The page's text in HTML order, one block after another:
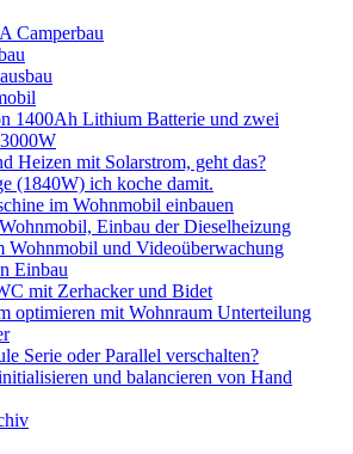
Camperbau
1400Ah Lithium Batterie und zwei
Heizen mit Solarstrom, geht das?
(1840W) ich koche damit.
im Wohnmobil einbauen
Einbau der Dieselheizung
Wohnmobil und Videoüberwachung
Einbau
mit Zerhacker und Bidet
optimieren mit Wohnraum Unterteilung
Serie oder Parallel verschalten?
und balancieren von Hand